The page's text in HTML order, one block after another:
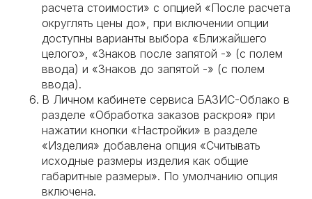
расчета стоимости» с опцией «После расчета
округлять цены до», при включении опции
доступны варианты выбора «Ближайшего
целого», «Знаков после запятой -» (с полем
ввода) и «Знаков до запятой -» (с полем
ввода).
В Личном кабинете сервиса БАЗИС-Облако в
разделе «Обработка заказов раскроя» при
нажатии кнопки «Настройки» в разделе
«Изделия» добавлена опция «Считывать
исходные размеры изделия как общие
габаритные размеры». По умолчанию опция
включена.